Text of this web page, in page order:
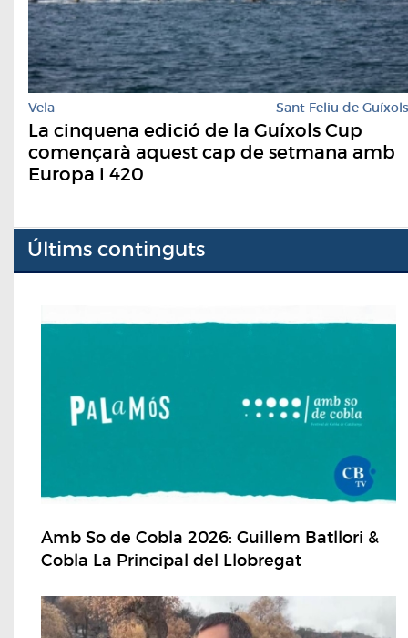
Vela Sant Feliu de Guíxols
La cinquena edició de la Guíxols Cup
començarà aquest cap de setmana amb
Europa i 420
Últims continguts
Amb So de Cobla 2026: Guillem Batllori &
Cobla La Principal del Llobregat